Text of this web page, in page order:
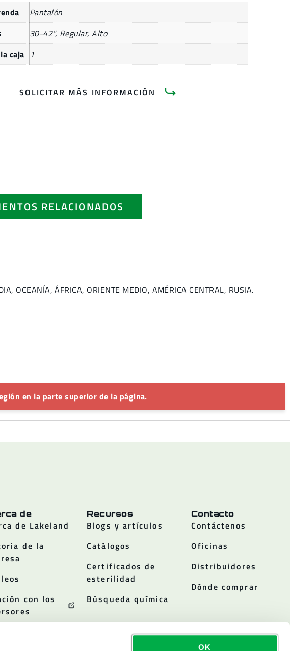
OK
Pantalón
30-42", Regular, Alto
caja
1
SOLICITAR MÁS INFORMACIÓN
RELACIONADOS
OCEANÍA, ÁFRICA, ORIENTE MEDIO, AMÉRICA CENTRAL, RUSIA.
en la parte superior de la página.
de
de Lakeland
de la
con los
Recursos
Blogs y artículos
Catálogos
Certificados de
esterilidad
Búsqueda química
Contacto
Contáctenos
Oficinas
Distribuidores
Dónde comprar